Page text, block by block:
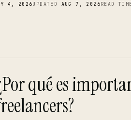
4, 2026UPDATED AUG 7, 2026READ
qué es